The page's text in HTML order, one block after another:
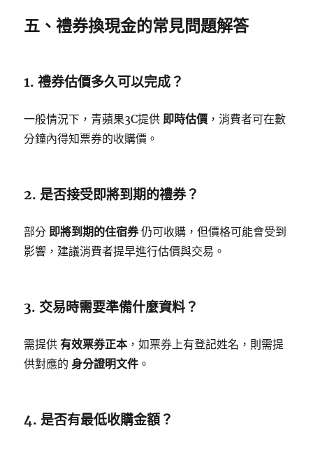
五、禮券換現金的常見問題解答
1. 禮券估價多久可以完成？
一般情況下，青蘋果3C提供 即時估價 ，消費者可在數
分鐘內得知票券的收購價。
2. 是否接受即將到期的禮券？
部分 即將到期的住宿券仍可收購，但價格可能會受到
影響，建議消費者提早進行估價與交易。
3. 交易時需要準備什麼資料？
需提供有效票券正本，如票券上有登記姓名，則需提
供對應的 身分證明文件 。
4. 是否有最低收購金額？